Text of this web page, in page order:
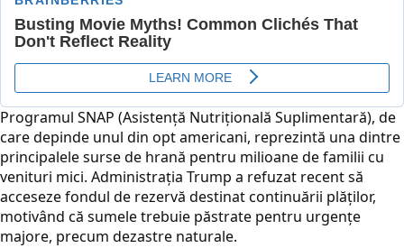
Programul SNAP (Asistență Nutrițională Suplimentară), de
care depinde unul din opt americani, reprezintă una dintre
principalele surse de hrană pentru milioane de familii cu
venituri mici. Administrația Trump a refuzat recent să
acceseze fondul de rezervă destinat continuării plăților,
motivând că sumele trebuie păstrate pentru urgențe
majore, precum dezastre naturale.